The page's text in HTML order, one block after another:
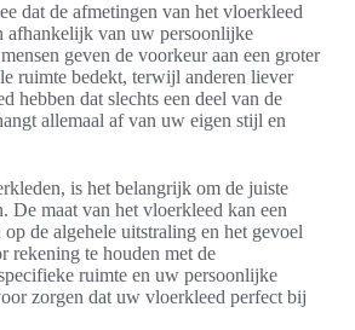
dat de afmetingen van het vloerkleed
afhankelijk van uw persoonlijke
geven de voorkeur aan een groter
ruimte bedekt, terwijl anderen liever
hebben dat slechts een deel van de
allemaal af van uw eigen stijl en
is het belangrijk om de juiste
De maat van het vloerkleed kan een
de algehele uitstraling en het gevoel
rekening te houden met de
ruimte en uw persoonlijke
zorgen dat uw vloerkleed perfect bij